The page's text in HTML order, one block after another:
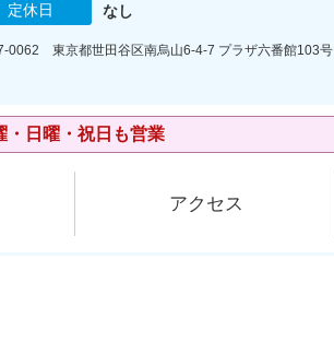
定休日 なし
0062 東京都世田谷区南烏山6-4-7 プラザ六番館103号
・日曜・祝日も営業
アクセス